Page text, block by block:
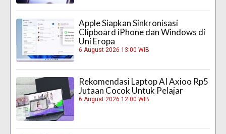
Apple Siapkan Sinkronisasi
Clipboard iPhone dan Windows di
Uni Eropa
6 August 2026 13:00 WIB
Rekomendasi Laptop AI Axioo Rp5
Jutaan Cocok Untuk Pelajar
6 August 2026 12:00 WIB